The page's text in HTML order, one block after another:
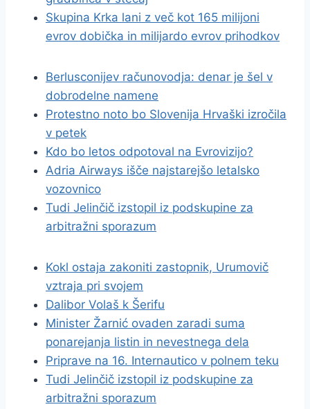
Skupina Krka lani z več kot 165 milijoni
evrov dobička in milijardo evrov prihodkov
Berlusconijev računovodja: denar je šel v
dobrodelne namene
Protestno noto bo Slovenija Hrvaški izročila
v petek
Kdo bo letos odpotoval na Evrovizijo?
Adria Airways išče najstarejšo letalsko
vozovnico
Tudi Jelinčič izstopil iz podskupine za
arbitražni sporazum
Kokl ostaja zakoniti zastopnik, Urumovič
vztraja pri svojem
Dalibor Volaš k Šerifu
Minister Žarnić ovaden zaradi suma
ponarejanja listin in nevestnega dela
Priprave na 16. Internautico v polnem teku
Tudi Jelinčič izstopil iz podskupine za
arbitražni sporazum